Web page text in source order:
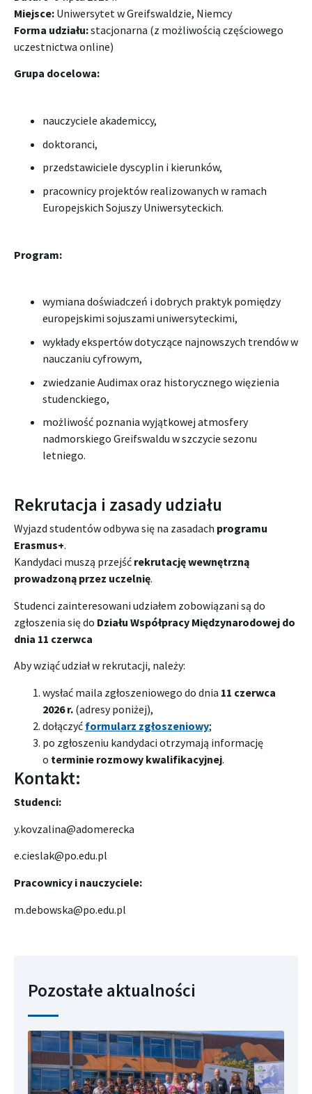
Miejsce: Uniwersytet w Greifswaldzie, Niemcy
Forma udziału:stacjonarna (z możliwością częściowego
uczestnictwa online)
Grupa docelowa:
nauczyciele akademiccy,
doktoranci,
przedstawiciele dyscyplin i kierunków,
pracownicy projektów realizowanych w ramach
Europejskich Sojuszy Uniwersyteckich.
Program:
wymiana doświadczeń i dobrych praktyk pomiędzy
europejskimi sojuszami uniwersyteckimi,
wykłady ekspertów dotyczące najnowszych trendów w
nauczaniu cyfrowym,
zwiedzanie Audimax oraz historycznego więzienia
studenckiego,
możliwość poznania wyjątkowej atmosfery
nadmorskiego Greifswaldu w szczycie sezonu
letniego.
Rekrutacja i zasady udziału
Wyjazd studentów odbywa się na zasadach programu
Erasmus+.
Kandydaci muszą przejść rekrutację wewnętrzną
prowadzoną przez uczelnię.
Studenci zainteresowani udziałem zobowiązani są do
zgłoszenia się do Działu Współpracy Międzynarodowej do
dnia 11 czerwca
Aby wziąć udział w rekrutacji, należy:
wysłać maila zgłoszeniowego do dnia 11 czerwca
2026 r.(adresy poniżej),
dołączyć formularz zgłoszeniowy;
po zgłoszeniu kandydaci otrzymają informację
o terminie rozmowy kwalifikacyjnej.
Kontakt:
Studenci:
y.kovzalina@adomerecka
e.cieslak@po.edu.pl
Pracownicy i nauczyciele:
m.debowska@po.edu.pl
Pozostałe aktualności